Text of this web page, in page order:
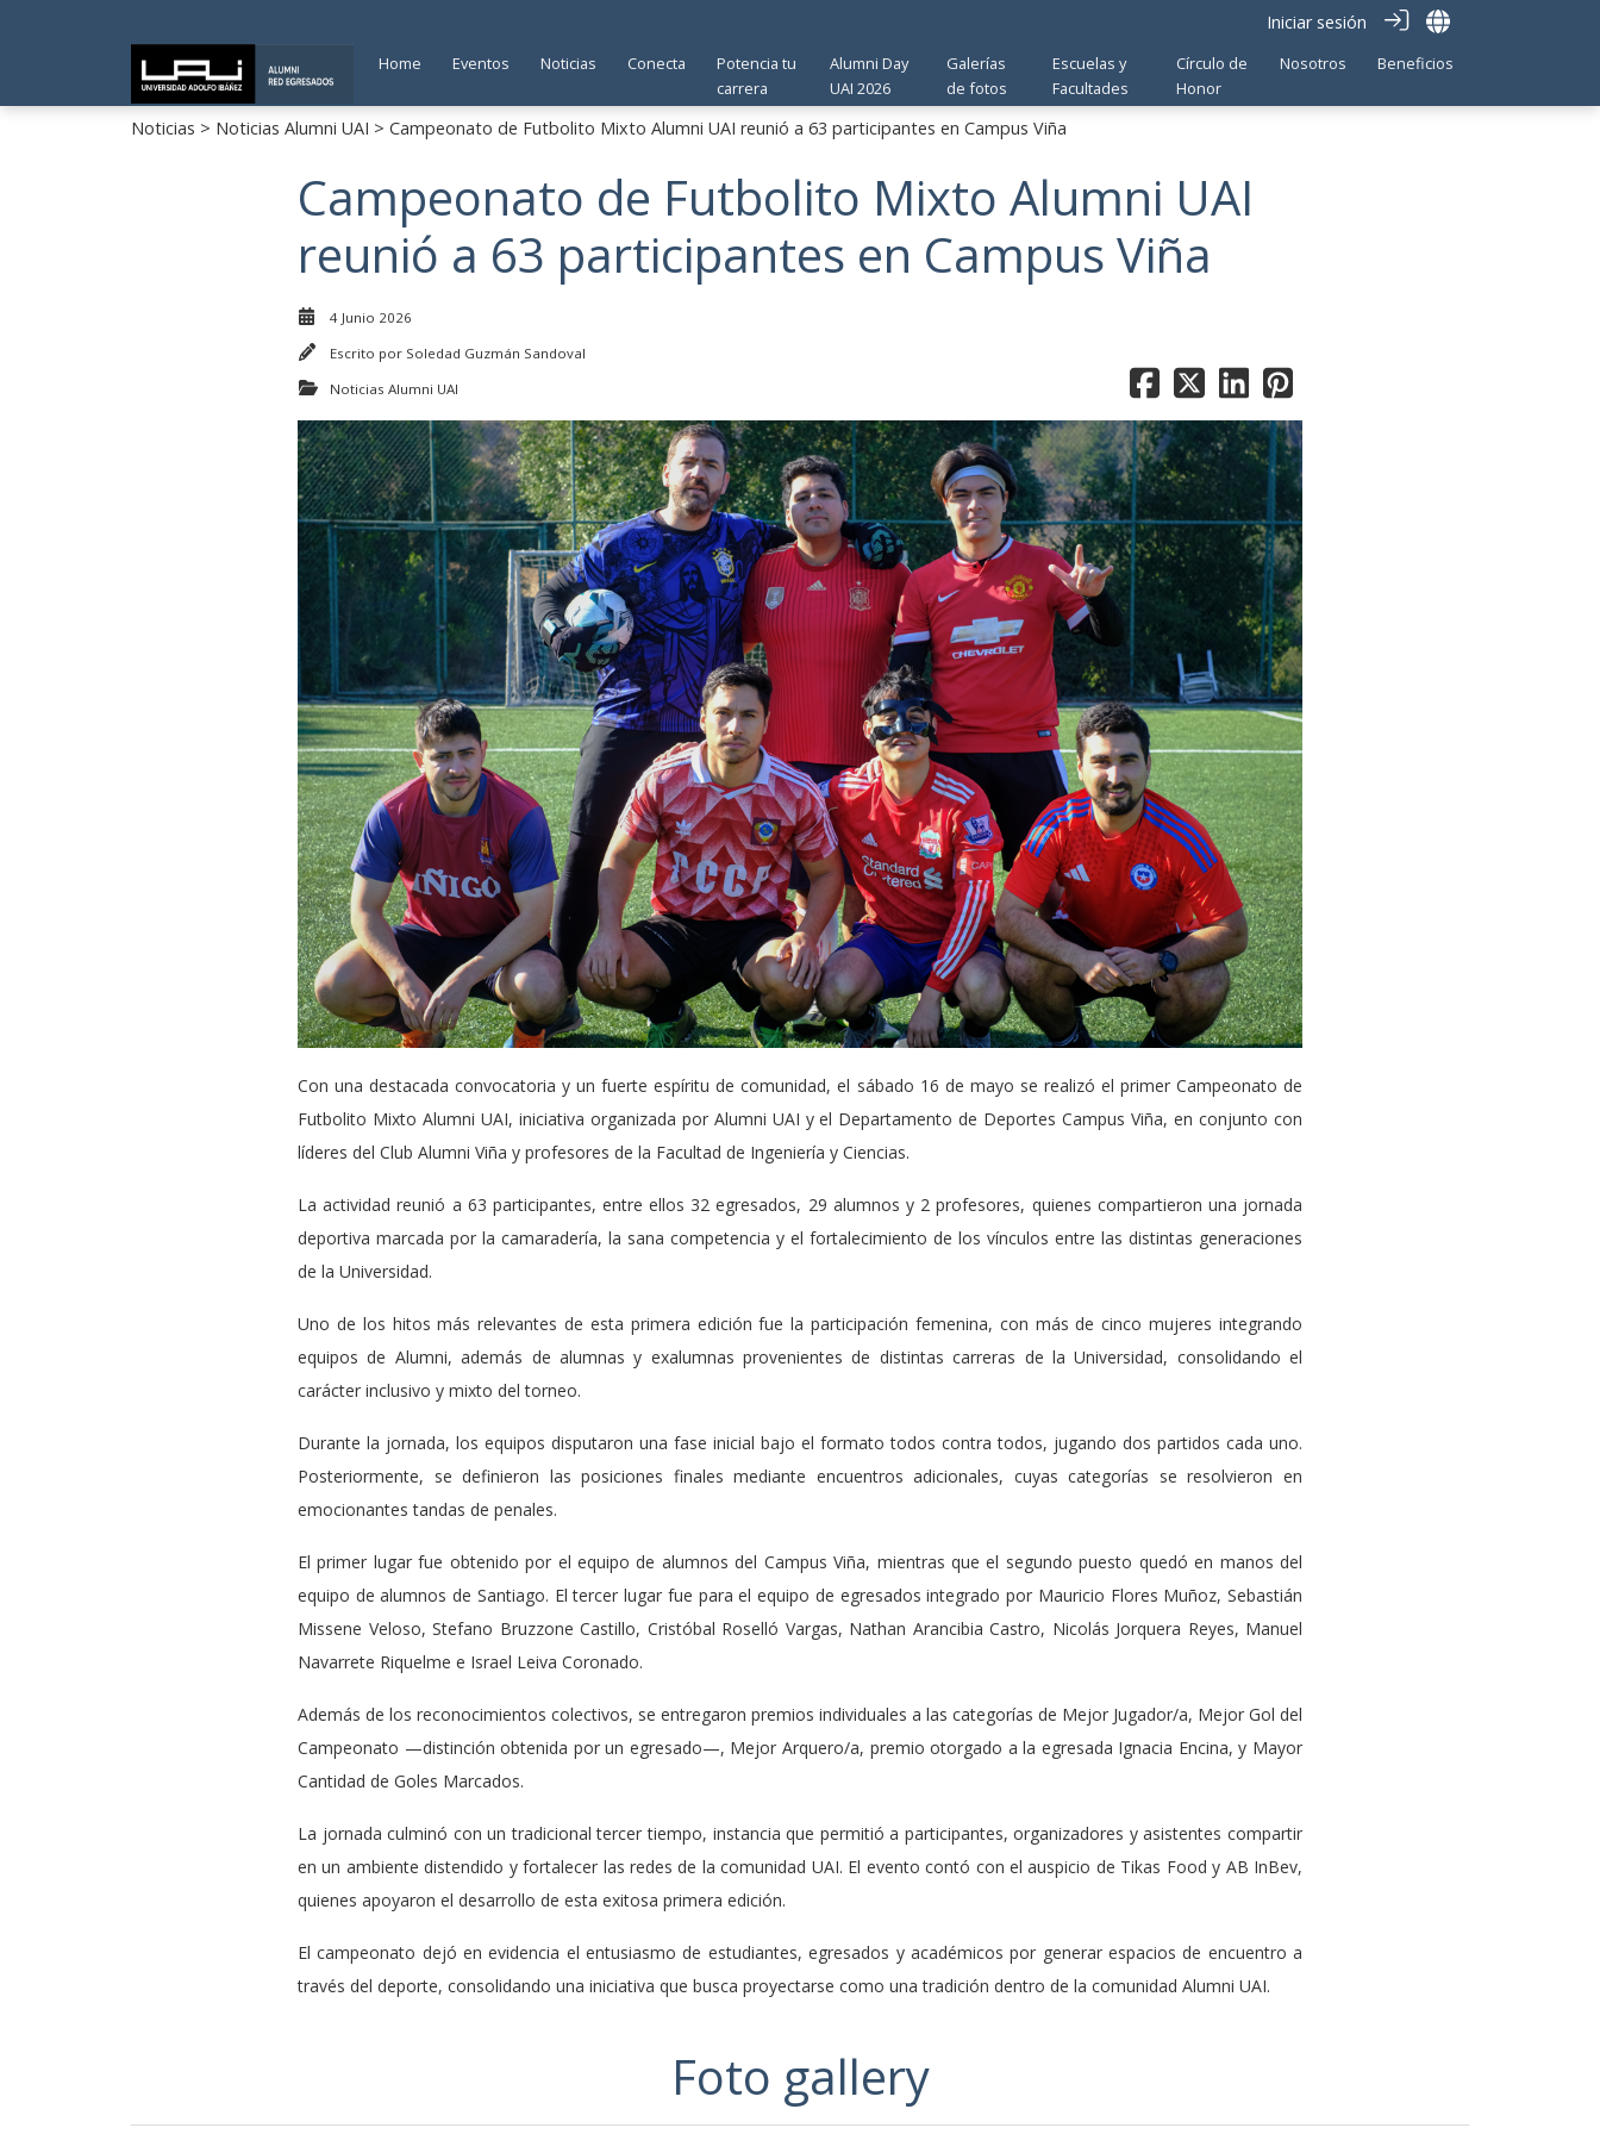
Iniciar sesión
Home Eventos Noticias Conecta
Potencia tu
carrera
Alumni Day
UAI 2026
Galerías
de fotos
Escuelas y
Facultades
Círculo de
Honor
Nosotros Beneficios
Noticias > Noticias Alumni UAI > Campeonato de Futbolito Mixto Alumni UAI reunió a 63 participantes en Campus Viña
Campeonato de Futbolito Mixto Alumni UAI
reunió a 63 participantes en Campus Viña
4 Junio 2026
Escrito por Soledad Guzmán Sandoval
Noticias Alumni UAI
Con una destacada convocatoria y un fuerte espíritu de comunidad, el sábado 16 de mayo se realizó el primer Campeonato de
Futbolito Mixto Alumni UAI, iniciativa organizada por Alumni UAI y el Departamento de Deportes Campus Viña, en conjunto con
líderes del Club Alumni Viña y profesores de la Facultad de Ingeniería y Ciencias.
La actividad reunió a 63 participantes, entre ellos 32 egresados, 29 alumnos y 2 profesores, quienes compartieron una jornada
deportiva marcada por la camaradería, la sana competencia y el fortalecimiento de los vínculos entre las distintas generaciones
de la Universidad.
Uno de los hitos más relevantes de esta primera edición fue la participación femenina, con más de cinco mujeres integrando
equipos de Alumni, además de alumnas y exalumnas provenientes de distintas carreras de la Universidad, consolidando el
carácter inclusivo y mixto del torneo.
Durante la jornada, los equipos disputaron una fase inicial bajo el formato todos contra todos, jugando dos partidos cada uno.
Posteriormente, se definieron las posiciones finales mediante encuentros adicionales, cuyas categorías se resolvieron en
emocionantes tandas de penales.
El primer lugar fue obtenido por el equipo de alumnos del Campus Viña, mientras que el segundo puesto quedó en manos del
equipo de alumnos de Santiago. El tercer lugar fue para el equipo de egresados integrado por Mauricio Flores Muñoz, Sebastián
Missene Veloso, Stefano Bruzzone Castillo, Cristóbal Roselló Vargas, Nathan Arancibia Castro, Nicolás Jorquera Reyes, Manuel
Navarrete Riquelme e Israel Leiva Coronado.
Además de los reconocimientos colectivos, se entregaron premios individuales a las categorías de Mejor Jugador/a, Mejor Gol del
Campeonato —distinción obtenida por un egresado—, Mejor Arquero/a, premio otorgado a la egresada Ignacia Encina, y Mayor
Cantidad de Goles Marcados.
La jornada culminó con un tradicional tercer tiempo, instancia que permitió a participantes, organizadores y asistentes compartir
en un ambiente distendido y fortalecer las redes de la comunidad UAI. El evento contó con el auspicio de Tikas Food y AB InBev,
quienes apoyaron el desarrollo de esta exitosa primera edición.
El campeonato dejó en evidencia el entusiasmo de estudiantes, egresados y académicos por generar espacios de encuentro a
través del deporte, consolidando una iniciativa que busca proyectarse como una tradición dentro de la comunidad Alumni UAI.
Foto gallery